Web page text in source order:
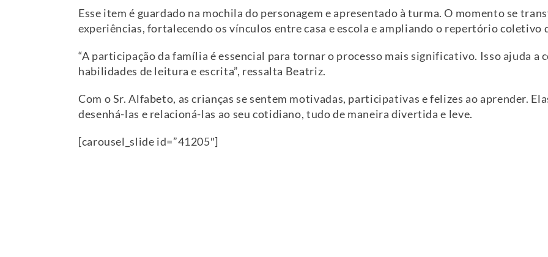
Esse item é guardado na mochila do personagem e apresentado à turma. O momento se
experiências, fortalecendo os vínculos entre casa e escola e ampliando o repertório coletivo
“A participação da família é essencial para tornar o processo mais significativo. Isso ajuda a
habilidades de leitura e escrita”, ressalta Beatriz.
Com o Sr. Alfabeto, as crianças se sentem motivadas, participativas e felizes ao aprender.
desenhá-las e relacioná-las ao seu cotidiano, tudo de maneira divertida e leve.
[carousel_slide id=”41205″]